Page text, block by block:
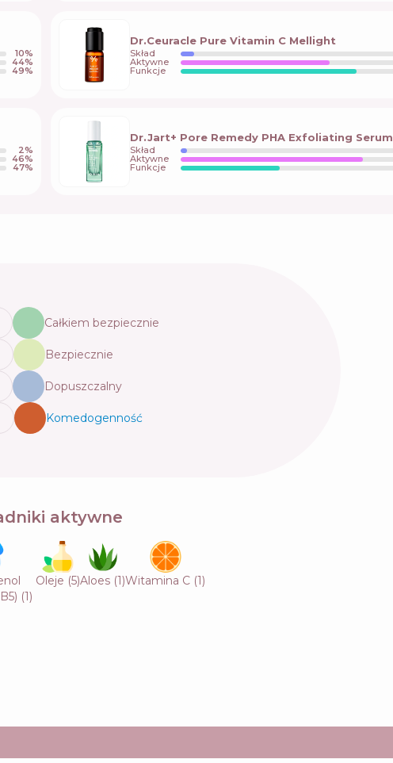
10%
44%
49%
Dr.Ceuracle Pure Vitamin C Mellight
Skład
Aktywne
Funkcje
2%
46%
47%
Dr.Jart+ Pore Remedy PHA Exfoliating Serum
Skład
Aktywne
Funkcje
Całkiem bezpiecznie
Bezpiecznie
Dopuszczalny
Komedogenność
aktywne
(1)
Oleje (5)Aloes (1)Witamina C (1)